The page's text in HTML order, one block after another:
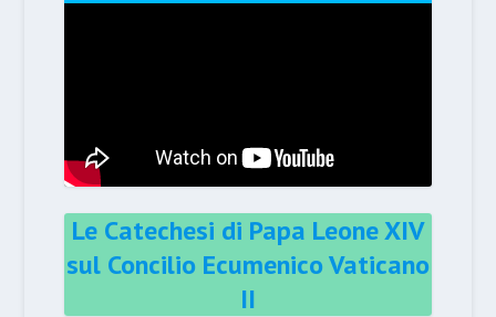
Le Catechesi di Papa Leone XIV
sul Concilio Ecumenico Vaticano
II